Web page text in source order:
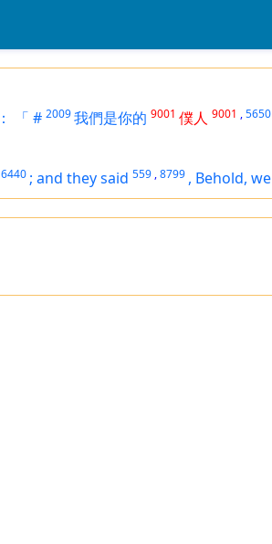
： 「 # 2009我們是你的 9001 僕人 9001 ,5650
6440 ; and they said 559 ,8799 , Behold, we